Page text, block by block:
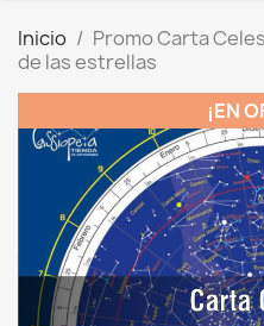
Inicio
Promo Carta
de las estrellas
¡EN